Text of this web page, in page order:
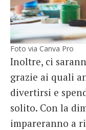
Foto via Canva Pro
Inoltre, ci
grazie ai quali
divertirsi e
solito. Con la
impareranno a